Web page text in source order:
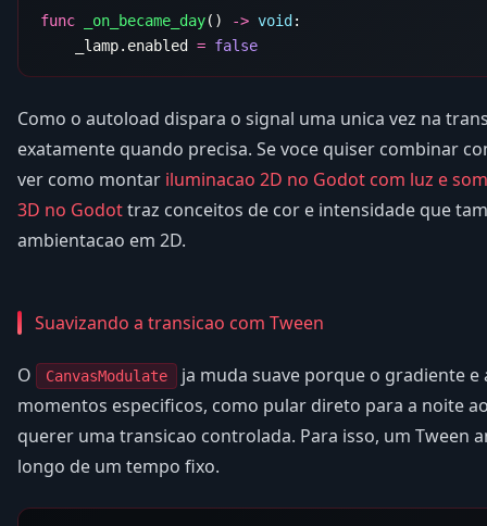
func _on_became_day() -> void
    _lamp.enabled
=
Como o autoload dispara o signal uma unica vez na
exatamente quando precisa. Se voce quiser combinar
ver como montar iluminacao 2D no Godot com luz e
3D no Godottraz conceitos de cor e intensidade que
ambientacao em 2D.
Suavizando a transicao com Tween
O CanvasModulate
ja muda suave porque o gradiente
momentos especificos, como pular direto para a noite
querer uma transicao controlada. Para isso, um Tween
longo de um tempo fixo.